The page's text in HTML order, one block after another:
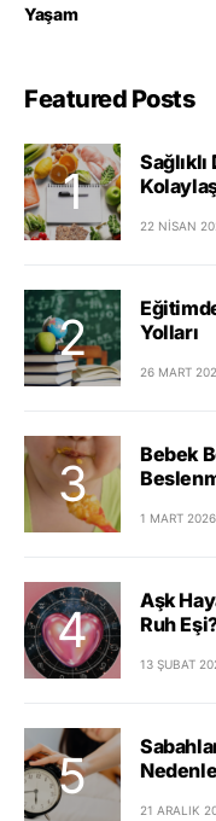
Yaşam
Featured Posts
22 NISAN
Yolları
26 MART
Bebek
1 MART 2026
Aşk
Ruh
13 ŞUBAT
21 ARALIK